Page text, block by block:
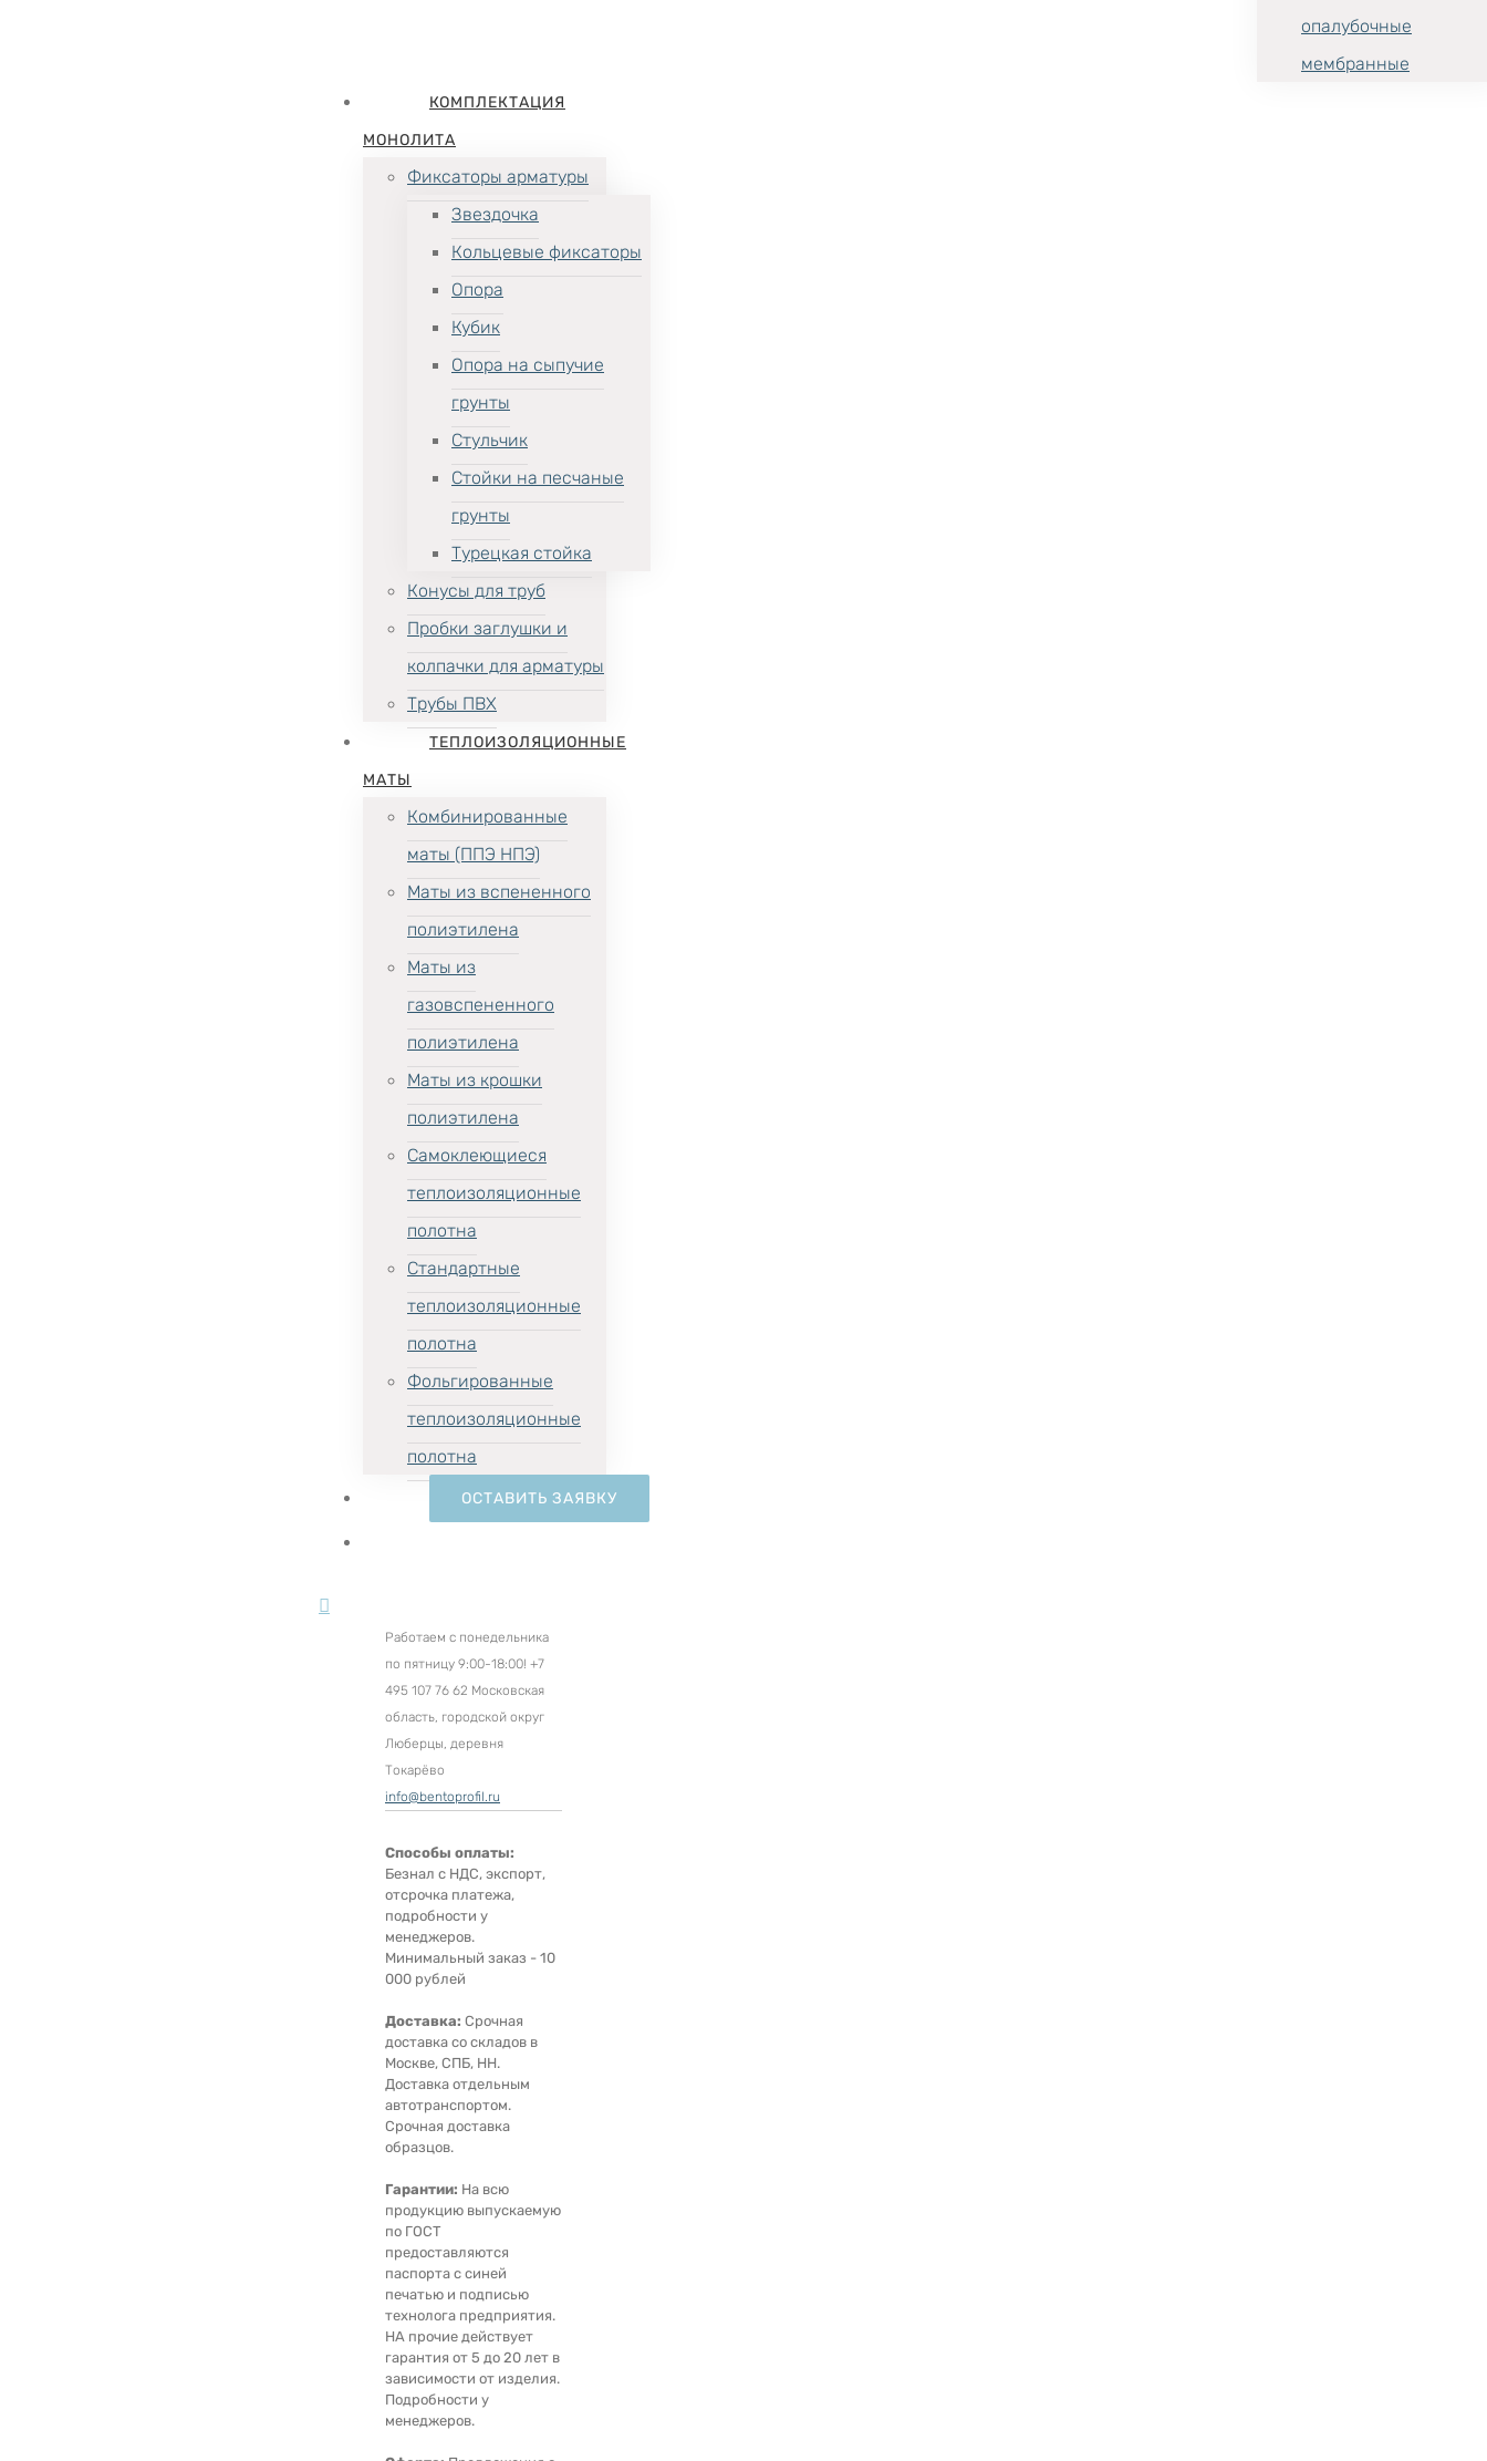
опалубочные
мембранные
КОМПЛЕКТАЦИЯ
МОНОЛИТА
Фиксаторы арматуры
Звездочка
Кольцевые фиксаторы
Опора
Кубик
Опора на сыпучие
грунты
Стульчик
Стойки на песчаные
грунты
Турецкая стойка
Конусы для труб
Пробки заглушки и
колпачки для арматуры
Трубы ПВХ
ТЕПЛОИЗОЛЯЦИОННЫЕ
МАТЫ
Комбинированные
маты (ППЭ НПЭ)
Маты из вспененного
полиэтилена
Маты из
газовспененного
полиэтилена
Маты из крошки
полиэтилена
Самоклеющиеся
теплоизоляционные
полотна
Стандартные
теплоизоляционные
полотна
Фольгированные
теплоизоляционные
полотна
ОСТАВИТЬ ЗАЯВКУ
Работаем с понедельника
по пятницу 9:00-18:00! +7
495 107 76 62 Московская
область, городской округ
Люберцы, деревня
Токарёво
info@bentoprofil.ru
Способы оплаты:
Безнал с НДС, экспорт,
отсрочка платежа,
подробности у
менеджеров.
Минимальный заказ - 10
000 рублей
Доставка: Срочная
доставка со складов в
Москве, СПБ, НН.
Доставка отдельным
автотранспортом.
Срочная доставка
образцов.
Гарантии: На всю
продукцию выпускаемую
по ГОСТ
предоставляются
паспорта с синей
печатью и подписью
технолога предприятия.
НА прочие действует
гарантия от 5 до 20 лет в
зависимости от изделия.
Подробности у
менеджеров.